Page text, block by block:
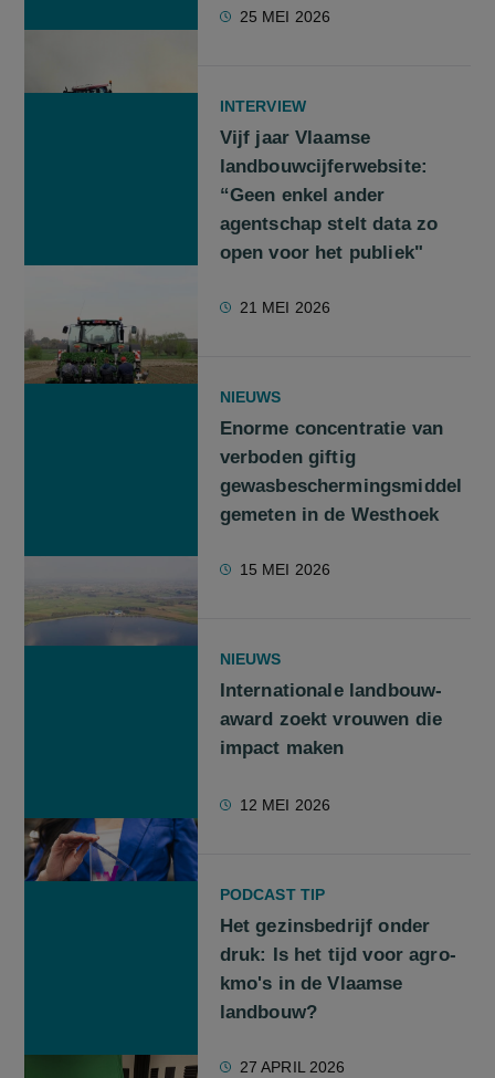
25 MEI 2026
INTERVIEW
Vijf jaar Vlaamse
landbouwcijferwebsite:
“Geen enkel ander
agentschap stelt data zo
open voor het publiek"
21 MEI 2026
NIEUWS
Enorme concentratie van
verboden giftig
gewasbeschermingsmiddel
gemeten in de Westhoek
15 MEI 2026
NIEUWS
Internationale landbouw-
award zoekt vrouwen die
impact maken
12 MEI 2026
PODCAST TIP
Het gezinsbedrijf onder
druk: Is het tijd voor agro-
kmo's in de Vlaamse
landbouw?
27 APRIL 2026